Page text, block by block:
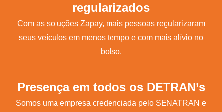
regularizados
Com as soluções Zapay, mais pessoas regularizaram
seus veículos em menos tempo e com mais alívio no
bolso.
Presença em todos os DETRAN’s
Somos uma empresa credenciada pelo SENATRAN e